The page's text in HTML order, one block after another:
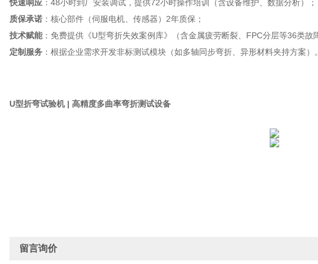
快速响应 ‌：48小时到厂安装调试，提供72小时操作培训（含设备维护、数据分析）；
质保承诺 ‌：核心部件（伺服电机、传感器）2年质保；
技术赋能：免费提供《U型弯折失效案例库》（含金属疲劳断裂、FPC分层等36类故
定制服务 ‌：根据企业需求开发非标测试模块（如多轴同步弯折、异形材料夹持方案）。
U型折弯试验机 | 高精度多曲率弯折测试设备
留言询价